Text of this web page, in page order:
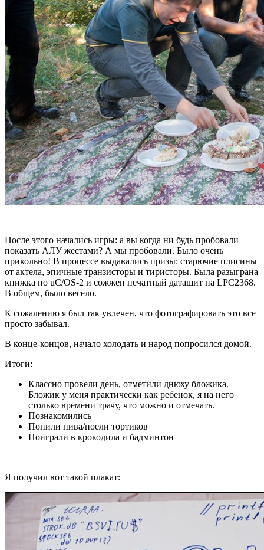
После этого начались игры: а вы когда ни будь пробовали
показать АЛУ жестами? А мы пробовали. Было очень
прикольно! В процессе выдавались призы: старючие плисины
от актела, эпичные транзисторы и тиристоры. Была разыграна
книжка по uC/OS-2 и сожжен печатный даташит на LPC2368.
В общем, было весело.
К сожалению я был так увлечен, что фотографировать это все
просто забывал.
В конце-концов, начало холодать и народ попросился домой.
Итоги:
Классно провели день, отметили днюху бложика.
Бложик у меня практически как ребенок, я на него
столько времени трачу, что можно и отмечать.
Познакомились
Попили пива/поели тортиков
Поиграли в крокодила и бадминтон
Я получил вот такой плакат: